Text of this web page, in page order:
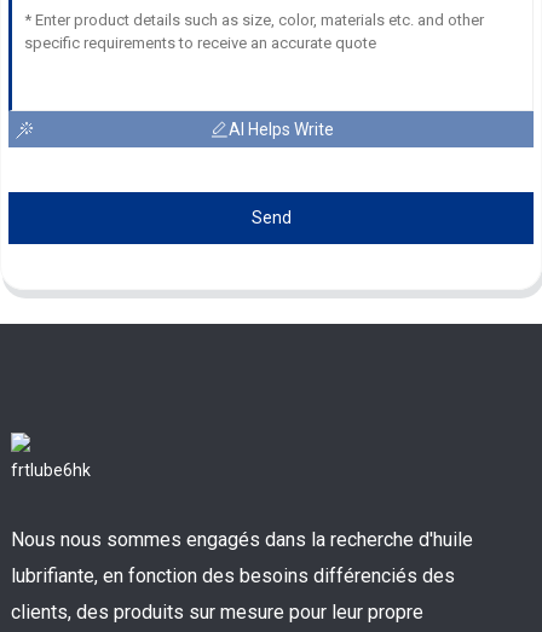
AI Helps Write
Send
Nous nous sommes engagés dans la recherche d'huile
lubrifiante, en fonction des besoins différenciés des
clients, des produits sur mesure pour leur propre